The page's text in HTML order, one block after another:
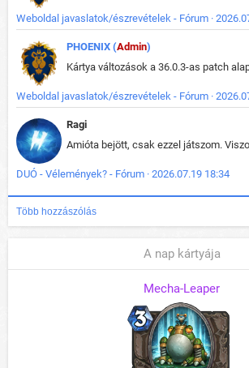
Weboldal javaslatok/észrevételek - Fórum ·
PHOENIX (Admin)
Weboldal javaslatok/észrevételek - Fórum ·
Ragi
DUÓ - Vélemények? - Fórum · 2026.07.19 18:34
Több hozzászólás
A nap kártyája
Mecha-Leaper